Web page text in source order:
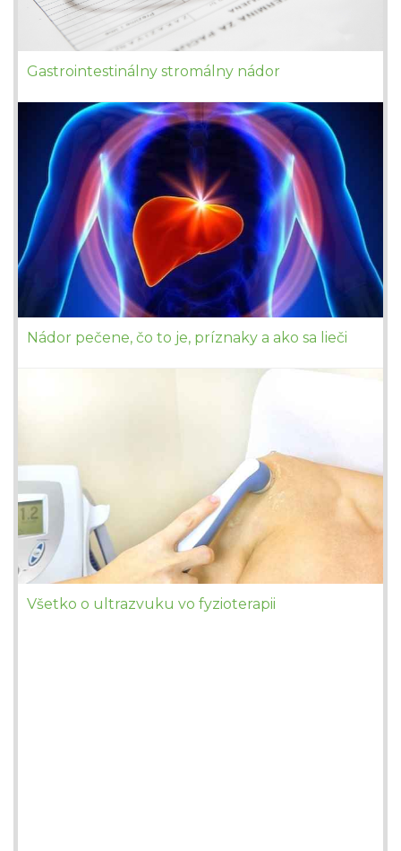
Gastrointestinálny stromálny nádor
Nádor pečene, čo to je, príznaky a ako sa lieči
Všetko o ultrazvuku vo fyzioterapii